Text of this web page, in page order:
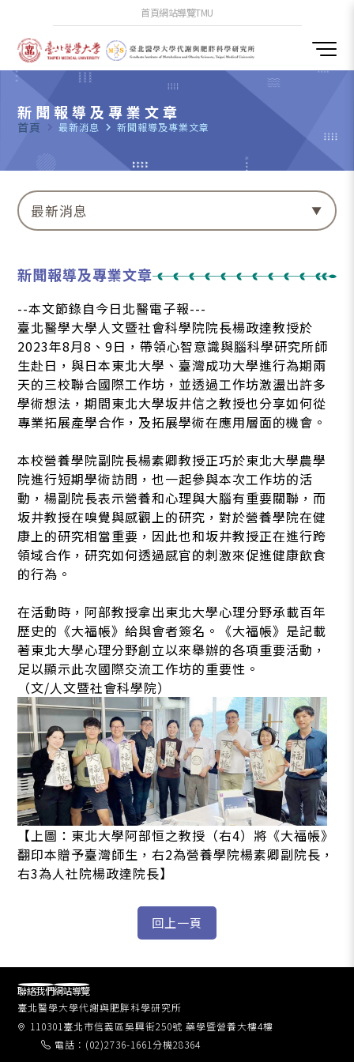
首頁網站導覽TMU
新聞報導及專業文章
首頁 navigate_next 最新消息 navigate_next 新聞報導及專業文章
最新消息
新聞報導及專業文章
--本文節錄自今日北醫電子報---
臺北醫學大學人文暨社會科學院院長楊政達教授於
2023年8月8、9日，帶領心智意識與腦科學研究所師
生赴日，與日本東北大學、臺灣成功大學進行為期兩
天的三校聯合國際工作坊，並透過工作坊激盪出許多
學術想法，期間東北大學坂井信之教授也分享如何從
專業拓展產學合作，及拓展學術在應用層面的機會。
本校營養學院副院長楊素卿教授正巧於東北大學農學
院進行短期學術訪問，也一起參與本次工作坊的活
動，楊副院長表示營養和心理與大腦有重要關聯，而
坂井教授在嗅覺與感觀上的研究，對於營養學院在健
康上的研究相當重要，因此也和坂井教授正在進行跨
領域合作，研究如何透過感官的刺激來促進健康飲食
的行為。
在活動時，阿部教授拿出東北大學心理分野承載百年
歷史的《大福帳》給與會者簽名。《大福帳》是記載
著東北大學心理分野創立以來舉辦的各項重要活動，
足以顯示此次國際交流工作坊的重要性。
（文/人文暨社會科學院）
【上圖：東北大學阿部恒之教授（右4）將《大福帳》
翻印本贈予臺灣師生，右2為營養學院楊素卿副院長，
右3為人社院楊政達院長】
臺北醫學大學代謝與肥胖科學研究所
110301臺北市信義區吳興街250號 藥學暨營養大樓4樓
電話：(02)2736-1661分機28364
聯絡我們網站導覽